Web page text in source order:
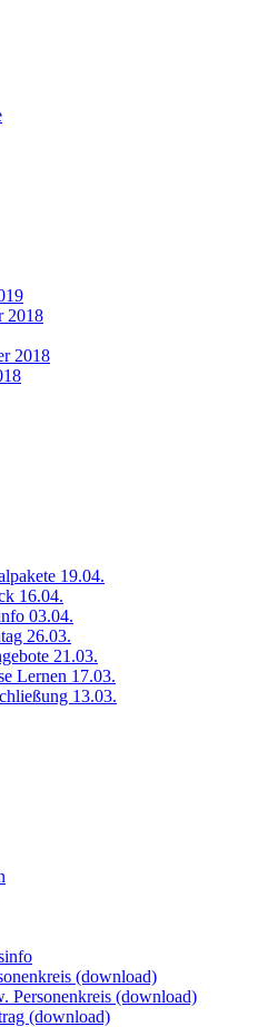
2018
2018
19.04.
16.04.
03.04.
26.03.
21.03.
Lernen 17.03.
13.03.
(download)
Personenkreis (download)
(download)